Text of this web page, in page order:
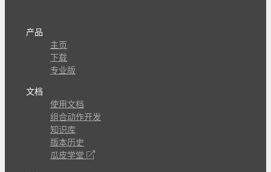
产品
主页
下载
专业版
文档
使用文档
组合动作开发
知识库
版本历史
瓜皮学堂